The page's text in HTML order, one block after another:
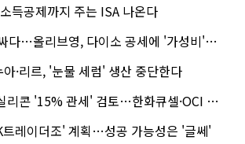
득공제까지 주는 ISA 나온다
…올리브영, 다이소 공세에 '가성비'로 맞불
아·리르, '눈물 세럼' 생산 중단한다
콘 '15% 관세' 검토…한화큐셀·OCI 영향은?
트레이더조' 계획…성공 가능성은 '글쎄'